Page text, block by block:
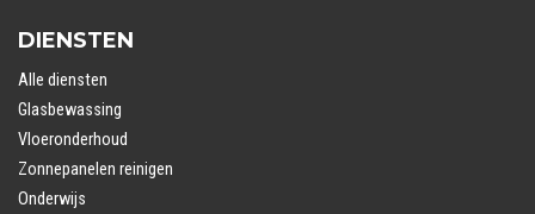
DIENSTEN
Alle diensten
Glasbewassing
Vloeronderhoud
Zonnepanelen reinigen
Onderwijs